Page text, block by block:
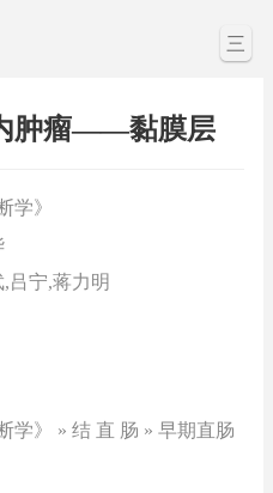
三
肿瘤——黏膜层
学》
吕宁,蒋力明
学》 » 结 直 肠 » 早期直肠